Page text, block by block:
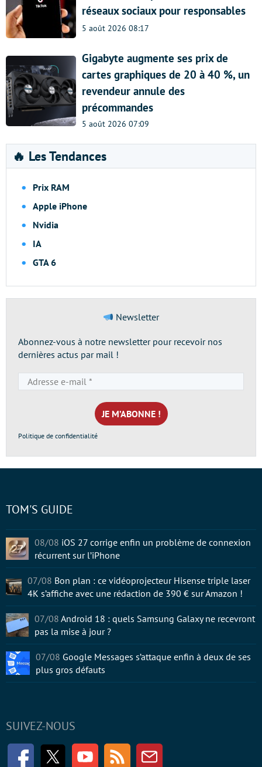
réseaux sociaux pour responsables
5 août 2026 08:17
Gigabyte augmente ses prix de
cartes graphiques de 20 à 40 %, un
revendeur annule des
précommandes
5 août 2026 07:09
🔥 Les Tendances
Prix RAM
Apple iPhone
Nvidia
IA
GTA 6
Newsletter
Abonnez-vous à notre newsletter pour recevoir nos
dernières actus par mail !
e-
mail
*
Politique de confidentialité
SUIVEZ-NOUS
FacebookTwitter Youtube RSS Newsletter
TOM'S GUIDE
08/08 iOS 27 corrige enfin un problème de connexion
récurrent sur l’iPhone
07/08 Bon plan : ce vidéoprojecteur Hisense triple laser
4K s’affiche avec une rédaction de 390 € sur Amazon !
07/08 Android 18 : quels Samsung Galaxy ne recevront
pas la mise à jour ?
07/08 Google Messages s’attaque enfin à deux de ses
plus gros défauts